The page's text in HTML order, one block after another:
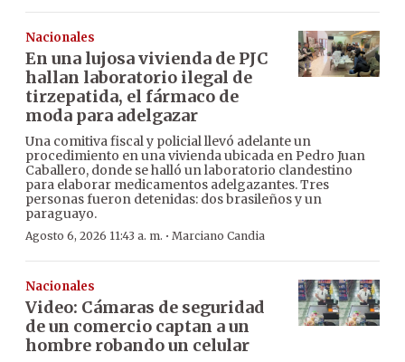
Nacionales
En una lujosa vivienda de PJC
hallan laboratorio ilegal de
tirzepatida, el fármaco de
moda para adelgazar
Una comitiva fiscal y policial llevó adelante un
procedimiento en una vivienda ubicada en Pedro Juan
Caballero, donde se halló un laboratorio clandestino
para elaborar medicamentos adelgazantes. Tres
personas fueron detenidas: dos brasileños y un
paraguayo.
Agosto 6, 2026 11:43 a. m. · Marciano Candia
Nacionales
Video: Cámaras de seguridad
de un comercio captan a un
hombre robando un celular